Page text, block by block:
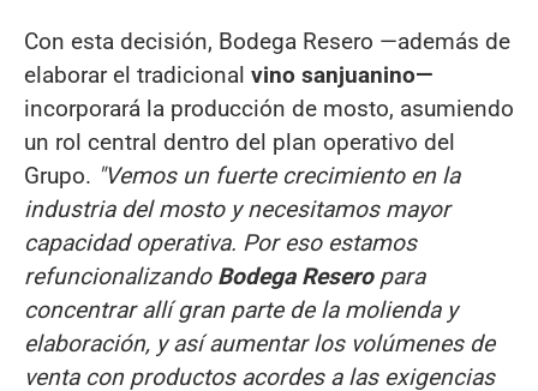
Con esta decisión, Bodega Resero —además de
elaborar el tradicional vino sanjuanino—
incorporará la producción de mosto, asumiendo
un rol central dentro del plan operativo del
Grupo. "Vemos un fuerte crecimiento en la
industria del mosto y necesitamos mayor
capacidad operativa. Por eso estamos
refuncionalizando Bodega Reseropara
concentrar allí gran parte de la molienda y
elaboración, y así aumentar los volúmenes de
venta con productos acordes a las exigencias